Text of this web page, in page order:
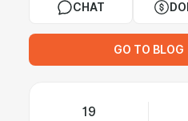
CHAT
GO TO BLOG
19